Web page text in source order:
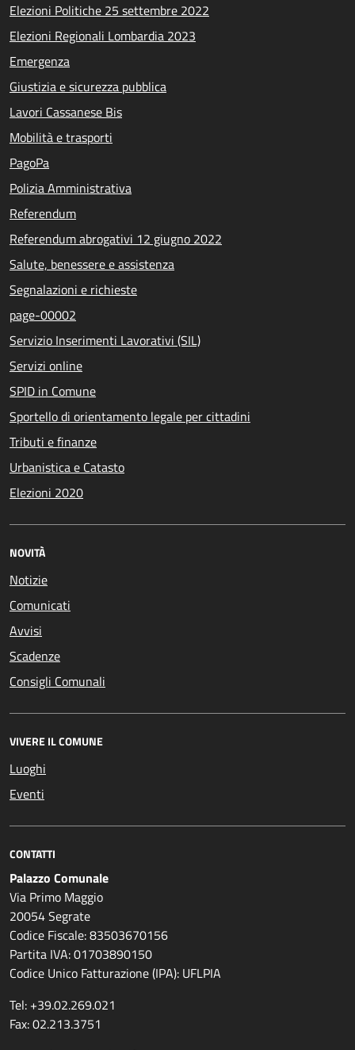
Elezioni Politiche 25 settembre 2022
Elezioni Regionali Lombardia 2023
Emergenza
Giustizia e sicurezza pubblica
Lavori Cassanese Bis
Mobilità e trasporti
PagoPa
Polizia Amministrativa
Referendum
Referendum abrogativi 12 giugno 2022
Salute, benessere e assistenza
Segnalazioni e richieste
page-00002
Servizio Inserimenti Lavorativi (SIL)
Servizi online
SPID in Comune
Sportello di orientamento legale per cittadini
Tributi e finanze
Urbanistica e Catasto
Elezioni 2020
NOVITÀ
Notizie
Comunicati
Avvisi
Scadenze
Consigli Comunali
VIVERE IL COMUNE
Luoghi
Eventi
CONTATTI
Palazzo Comunale
Via Primo Maggio
20054 Segrate
Codice Fiscale: 83503670156
Partita IVA: 01703890150
Codice Unico Fatturazione (IPA): UFLPIA
Tel: +39.02.269.021
Fax: 02.213.3751